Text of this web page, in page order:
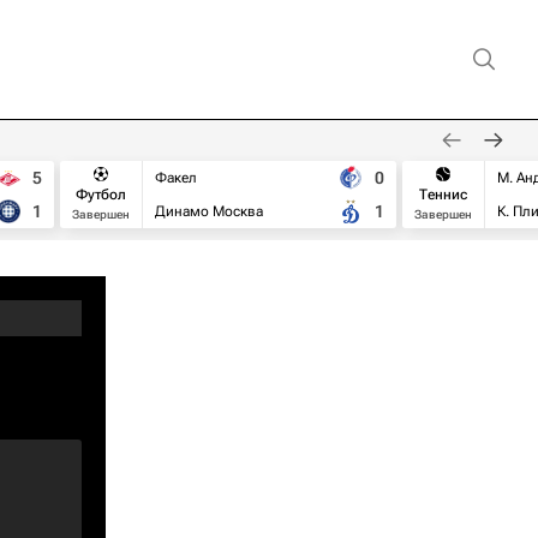
5
1
Футбол
Завершен
Факел
Динамо Москва
0
1
Теннис
Завершен
М.
К.